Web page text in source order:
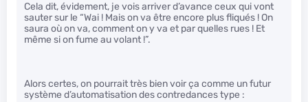
Cela dit, évidement, je vois arriver d’avance ceux qui vont
sauter sur le “Wai ! Mais on va être encore plus fliqués ! On
saura où on va, comment on y va et par quelles rues ! Et
même si on fume au volant !”.
Alors certes, on pourrait très bien voir ça comme un futur
système d’automatisation des contredances type :